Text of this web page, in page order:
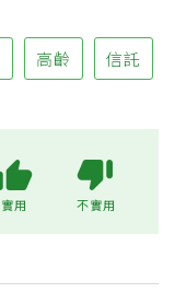
高齡 信託
實用 不實用